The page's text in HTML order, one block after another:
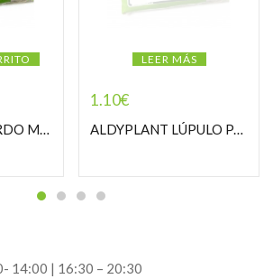
ALDYPLANT CARDO MARIANO FRUTO PASTORCILLA
LEER MÁS
1.10€
ALDYPLANT LÚPULO PASTORCILLA
14:00 | 16:30 – 20:30